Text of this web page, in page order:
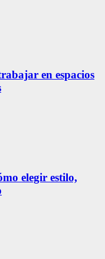
en espacios
elegir estilo,